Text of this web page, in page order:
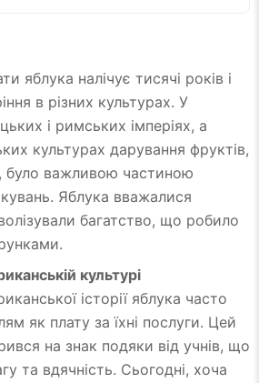
яблука налічує тисячі років і
в різних культурах. У
і римських імперіях, а
культурах дарування фруктів,
було важливою частиною
Яблука вважалися
багатство, що робило
культурі
історії яблука часто
як плату за їхні послуги. Цей
на знак подяки від учнів, що
та вдячність. Сьогодні, хоча